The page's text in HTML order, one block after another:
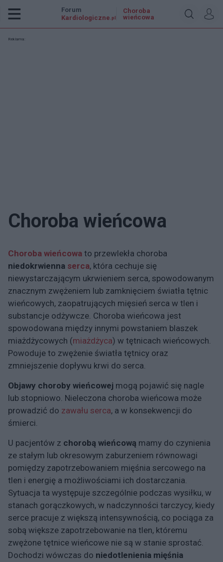
Forum
Kardiologiczne .pl
Choroba
wieńcowa
Reklama:
Choroba wieńcowa
Choroba wieńcowa to przewlekła choroba
niedokrwienna serca, która cechuje się
niewystarczającym ukrwieniem serca, spowodowanym
znacznym zwężeniem lub zamknięciem światła tętnic
wieńcowych, zaopatrujących mięsień serca w tlen i
substancje odżywcze. Choroba wieńcowa jest
spowodowana między innymi powstaniem blaszek
miażdżycowych (miażdżyca) w tętnicach wieńcowych.
Powoduje to zwężenie światła tętnicy oraz
zmniejszenie dopływu krwi do serca.
Objawy choroby wieńcowej mogą pojawić się nagle
lub stopniowo. Nieleczona choroba wieńcowa może
prowadzić do zawału serca, a w konsekwencji do
śmierci.
U pacjentów z chorobą wieńcową mamy do czynienia
ze stałym lub okresowym zaburzeniem równowagi
pomiędzy zapotrzebowaniem mięśnia sercowego na
tlen i energię a możliwościami ich dostarczania.
Sytuacja ta występuje szczególnie podczas wysiłku, w
stanach gorączkowych, w nadczynności tarczycy, kiedy
serce pracuje z większą intensywnością, co pociąga za
sobą większe zapotrzebowanie na tlen, któremu
zwężone tętnice wieńcowe nie są w stanie sprostać.
Dochodzi wówczas do niedotlenienia mięśnia